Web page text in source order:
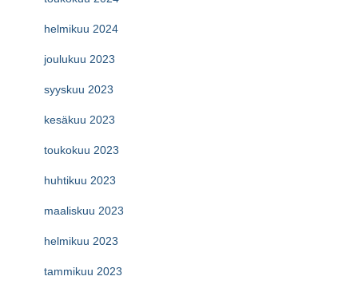
helmikuu 2024
joulukuu 2023
syyskuu 2023
kesäkuu 2023
toukokuu 2023
huhtikuu 2023
maaliskuu 2023
helmikuu 2023
tammikuu 2023